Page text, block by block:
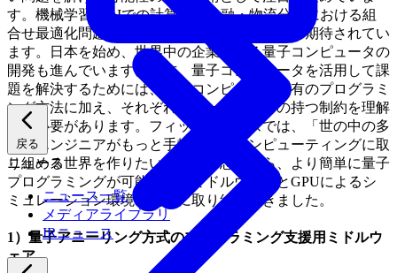
戻る
ニュース
ニュース一覧
メディアライブラリ
IRニュース
す。機械学習・AIでの計算や、金融・物流分野における組
合せ最適化問題を短時間で解くことが出来ると期待されてい
ます。日本を始め、世界中の企業による量子コンピュータの
開発も進んでいます。一方、量子コンピュータを活用して課
題を解決するためには、量子コンピュータ特有のプログラミ
ング方法に加え、それぞれのハードウェアの持つ制約を理解
する必要があります。フィックスターズでは、「世の中の多
くのエンジニアがもっと手軽に量子コンピューティングに取
り組める世界を作りたい」という思いから、より簡単に量子
プログラミングが可能になるミドルウェアとGPUによるシ
ミュレーション環境の開発に取り組んできました。
1）量子アニーリング方式のプログラミング支援用ミドルウ
ェア